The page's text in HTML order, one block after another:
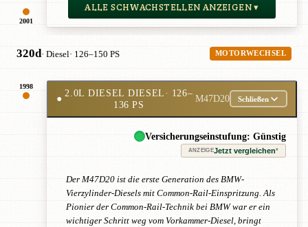
2001
ALLE SCHWACHSTELLEN ANZEIGEN ▾
320d· Diesel· 126–150 PS MOTORWECHSEL
1998
●
2.0L DIESEL DIESEL· 126–
136 PS
M47D20 Schließen
Versicherungseinstufung: Günstig
ANZEIGEJetzt vergleichen*
Der M47D20 ist die erste Generation des BMW-
Vierzylinder-Diesels mit Common-Rail-Einspritzung. Als
Pionier der Common-Rail-Technik bei BMW war er ein
wichtiger Schritt weg vom Vorkammer-Diesel, bringt